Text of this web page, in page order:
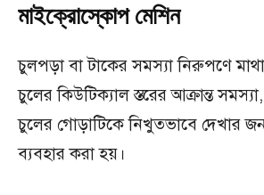
মাইক্রোস্কোপ মেশিন
চুলপড়া বা টাকের সমস্যা নিরুপণে
চুলের কিউটিক্যাল স্তরের আক্রান্ত
চুলের গোড়াটিকে নিখুতভাবে দেখার
ব্যবহার করা হয়।